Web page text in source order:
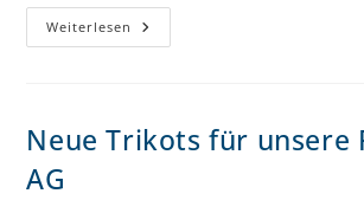
Weiterlesen
Neue Trikots für unsere
AG